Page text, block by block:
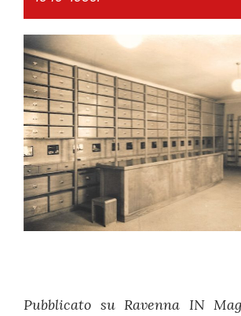
Pubblicato su Ravenna IN